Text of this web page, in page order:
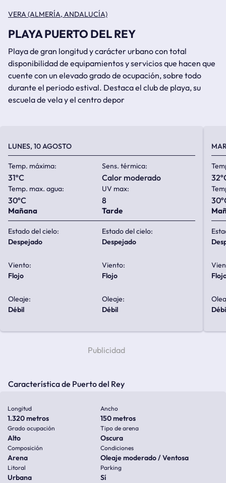
VERA (ALMERÍA, ANDALUCÍA)
PLAYA PUERTO DEL REY
Playa de gran longitud y carácter urbano con total
disponibilidad de equipamientos y servicios que hacen que
cuente con un elevado grado de ocupación, sobre todo
durante el periodo estival. Destaca el club de playa, su
escuela de vela y el centro depor
LUNES, 10 AGOSTO
Temp. máxima:
31ºC
Sens. térmica:
calor moderado
Temp. max. agua:
30ºC
UV max:
8
Mañana
Estado del cielo:
despejado
Viento:
flojo
Oleaje:
débil
Tarde
Estado del cielo:
despejado
Viento:
flojo
Oleaje:
débil
Característica de Puerto del Rey
Longitud
1.320 metros
Ancho
150 metros
Grado ocupación
Alto
Tipo de arena
Oscura
Composición
Arena
Condiciones
Oleaje moderado / Ventosa
Litoral
Urbana
Parking
Sí